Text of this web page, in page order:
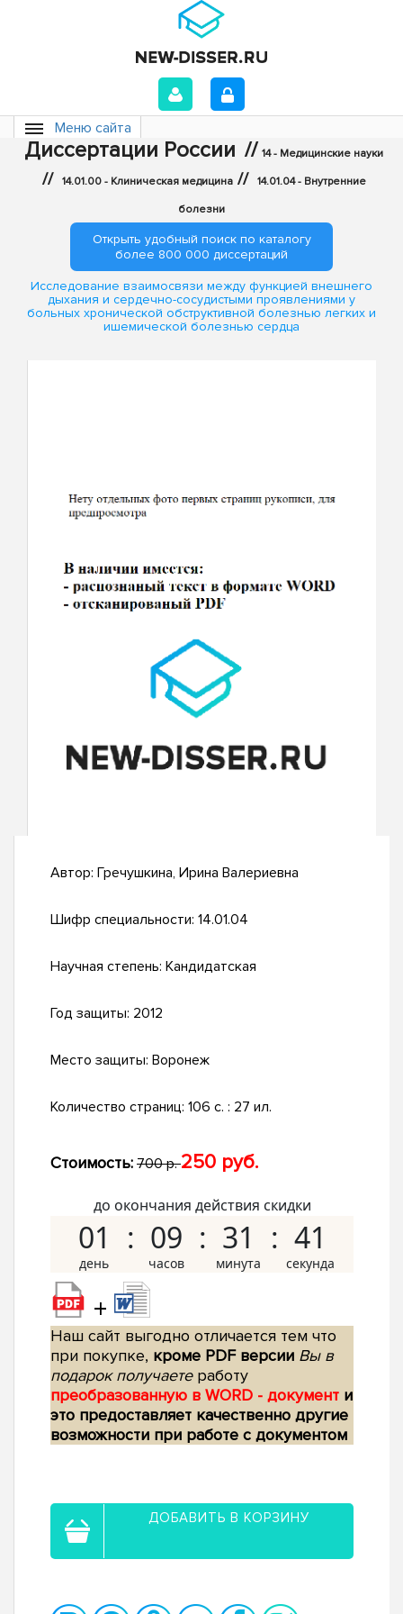
Меню сайта
Диссертации России // 14 - Медицинские науки
// 14.01.00 - Клиническая медицина // 14.01.04 - Внутренние
болезни
Открыть удобный поиск по каталогу
более 800 000 диссертаций
Исследование взаимосвязи между функцией внешнего
дыхания и сердечно-сосудистыми проявлениями у
больных хронической обструктивной болезнью легких и
ишемической болезнью сердца
Автор: Гречушкина, Ирина Валериевна
Шифр специальности: 14.01.04
Научная степень: Кандидатская
Год защиты: 2012
Место защиты: Воронеж
Количество страниц: 106 с. : 27 ил.
Стоимость: 700 р.250 руб.
до окончания действия скидки
01 09 31 40
+
Наш сайт выгодно отличается тем что
при покупке, кроме PDF версии Вы в
подарок получаетеработу
преобразованную в WORD - документ и
это предоставляет качественно другие
возможности при работе с документом
ДОБАВИТЬ В КОРЗИНУ